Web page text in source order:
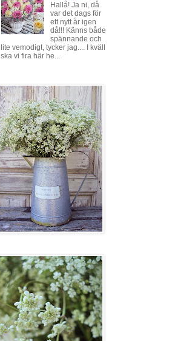
Hallå! Ja ni, då
var det dags för
ett nytt år igen
då!!! Känns både
spännande och
lite vemodigt, tycker jag.... I kväll
ska vi fira här he...